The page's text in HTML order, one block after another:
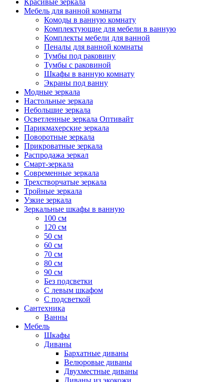
Красивые зеркала
Мебель для ванной комнаты
Комоды в ванную комнату
Комплектующие для мебели в ванную
Комплекты мебели для ванной
Пеналы для ванной комнаты
Тумбы под раковину
Тумбы с раковиной
Шкафы в ванную комнату
Экраны под ванну
Модные зеркала
Настольные зеркала
Небольшие зеркала
Осветленные зеркала Оптивайт
Парикмахерские зеркала
Поворотные зеркала
Прикроватные зеркала
Распродажа зеркал
Смарт-зеркала
Современные зеркала
Трехстворчатые зеркала
Тройные зеркала
Узкие зеркала
Зеркальные шкафы в ванную
100 см
120 см
50 см
60 см
70 см
80 см
90 см
Без подсветки
С левым шкафом
С подсветкой
Сантехника
Ванны
Мебель
Шкафы
Диваны
Бархатные диваны
Велюровые диваны
Двухместные диваны
Диваны из экокожи